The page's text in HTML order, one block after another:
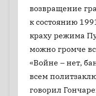
возвращение
к состоянию
краху режима
можно громче
«Войне – нет,
всем
говорил